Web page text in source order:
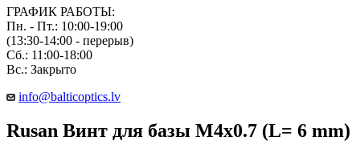
ГРАФИК РАБОТЫ:
Пн. - Пт.: 10:00-19:00
(13:30-14:00 - перерыв)
Сб.: 11:00-18:00
Вс.: Закрыто
info@balticoptics.lv
Rusan Винт для базы M4x0.7 (L= 6 mm)